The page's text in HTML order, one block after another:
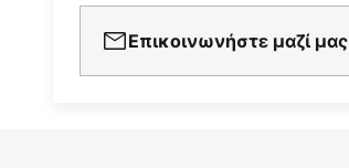
Επικοινωνήστε μαζί μας